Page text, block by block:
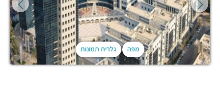
מפה גלרית תמונות